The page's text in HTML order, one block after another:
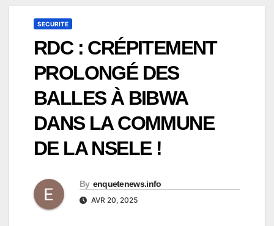
SECURITE
RDC : CRÉPITEMENT
PROLONGÉ DES
BALLES À BIBWA
DANS LA COMMUNE
DE LA NSELE !
By enquetenews.info
AVR 20, 2025